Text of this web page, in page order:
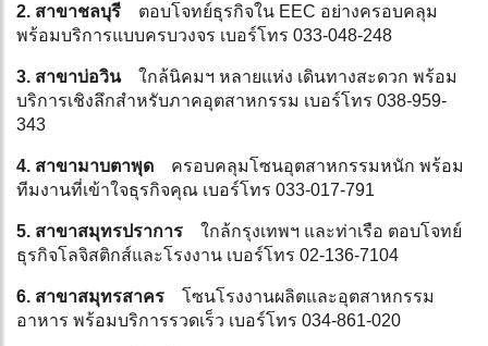
2. สาขาชลบุรี
ตอบโจทย์ธุรกิจใน EEC อย่างครอบคลุม
พร้อมบริการแบบครบวงจร เบอร์โทร 033-048-248
3. สาขาบ่อวิน
ใกล้นิคมฯ หลายแห่ง เดินทางสะดวก พร้อม
บริการเชิงลึกสำหรับภาคอุตสาหกรรม เบอร์โทร 038-959-
343
4. สาขามาบตาพุด
ครอบคลุมโซนอุตสาหกรรมหนัก พร้อม
ทีมงานที่เข้าใจธุรกิจคุณ เบอร์โทร 033-017-791
5. สาขาสมุทรปราการ
ใกล้กรุงเทพฯ และท่าเรือ ตอบโจทย์
ธุรกิจโลจิสติกส์และโรงงาน เบอร์โทร 02-136-7104
6. สาขาสมุทรสาคร
โซนโรงงานผลิตและอุตสาหกรรม
อาหาร พร้อมบริการรวดเร็ว เบอร์โทร 034-861-020